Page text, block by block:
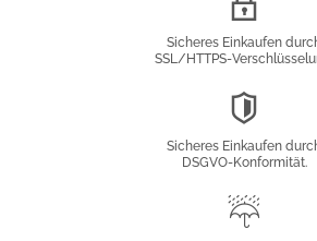
Sicheres Einkaufen
SSL/HTTPS-
Sicheres Einkaufen
DSGVO-Konformität.